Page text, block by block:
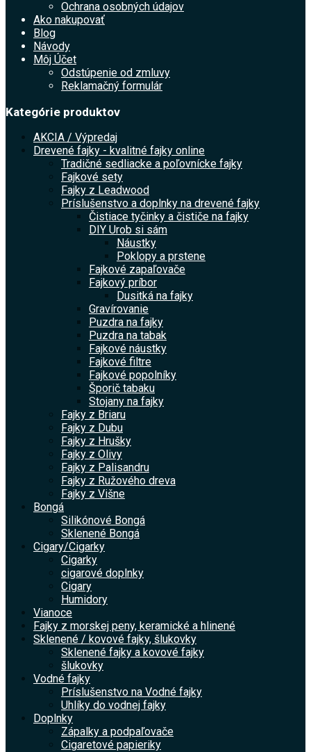
Ochrana osobných údajov
Ako nakupovať
Blog
Návody
Môj Účet
Odstúpenie od zmluvy
Reklamačný formulár
Kategórie produktov
AKCIA / Výpredaj
Drevené fajky - kvalitné fajky online
Tradičné sedliacke a poľovnícke fajky
Fajkové sety
Fajky z Leadwood
Príslušenstvo a doplnky na drevené fajky
Čistiace tyčinky a čističe na fajky
DIY Urob si sám
Náustky
Poklopy a prstene
Fajkové zapaľovače
Fajkový príbor
Dusitká na fajky
Gravírovanie
Puzdra na fajky
Puzdra na tabak
Fajkové náustky
Fajkové filtre
Fajkové popolníky
Šporič tabaku
Stojany na fajky
Fajky z Briaru
Fajky z Dubu
Fajky z Hrušky
Fajky z Olivy
Fajky z Palisandru
Fajky z Ružového dreva
Fajky z Višne
Bongá
Silikónové Bongá
Sklenené Bongá
Cigary/Cigarky
Cigarky
cigarové doplnky
Cigary
Humidory
Vianoce
Fajky z morskej peny, keramické a hlinené
Sklenené / kovové fajky, šlukovky
Sklenené fajky a kovové fajky
šlukovky
Vodné fajky
Príslušenstvo na Vodné fajky
Uhlíky do vodnej fajky
Doplnky
Zápalky a podpaľovače
Cigaretové papieriky